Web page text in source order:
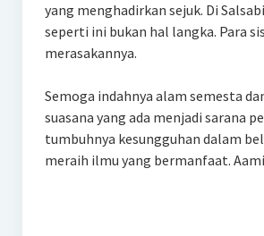
yang menghadirkan sejuk. Di
seperti ini bukan hal langka. Para
merasakannya.
Semoga indahnya alam semesta
suasana yang ada menjadi sarana
tumbuhnya kesungguhan dalam
meraih ilmu yang bermanfaat.